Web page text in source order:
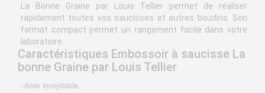
La Bonne Graine par Louis Tellier permet de réaliser
rapidement toutes vos saucisses et autres boudins. Son
format compact permet un rangement facile dans votre
laboratoire.
Caractéristiques Embossoir à saucisse La
bonne Graine par Louis Tellier
- Acier inoxydable.